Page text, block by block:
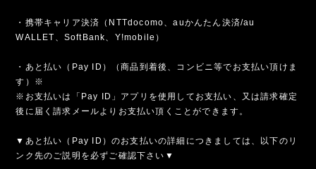
・携帯キャリア決済（NTTdocomo、auかんたん決済/au
WALLET、SoftBank、Y!mobile）
・あと払い（Pay ID）（商品到着後、コンビニ等でお支払い頂けま
す）※
※お支払いは「Pay ID」アプリを使用してお支払い、又は請求確定
後に届く請求メールよりお支払い頂くことができます。
▼あと払い（Pay ID）のお支払いの詳細につきましては、以下のリ
ンク先のご説明を必ずご確認下さい▼